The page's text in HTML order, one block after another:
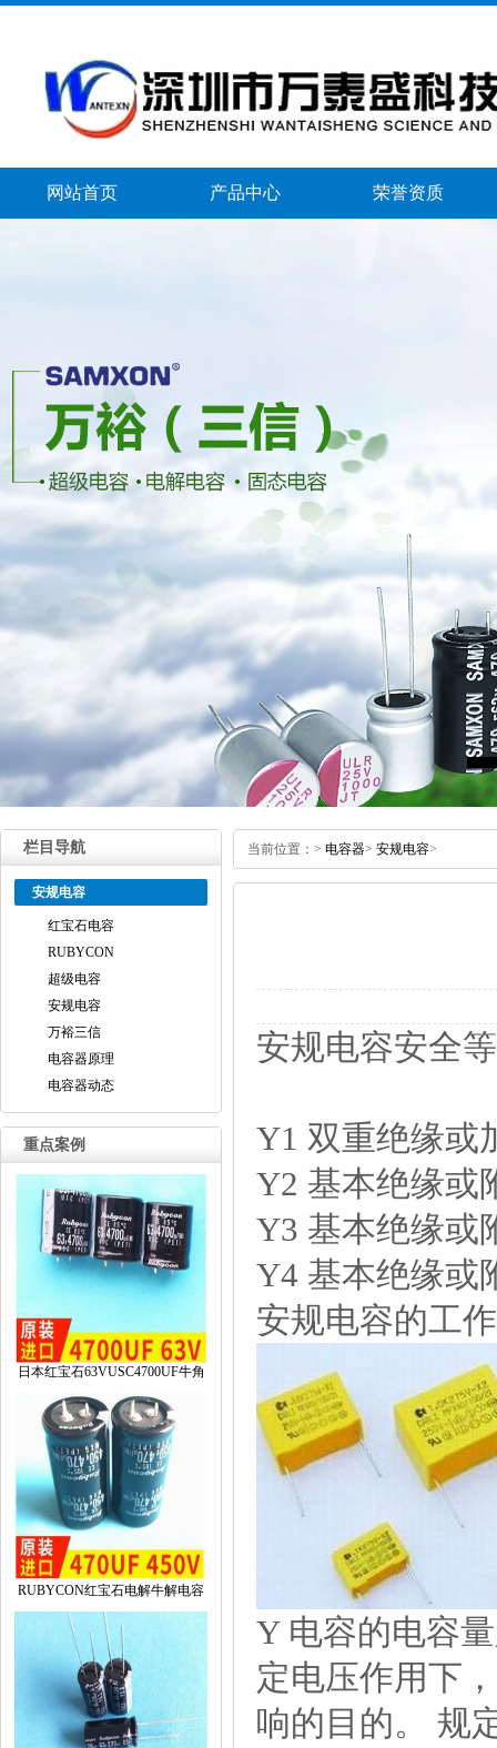
网站首页 产品中心 荣誉资质
栏目导航
安规电容
红宝石电容
RUBYCON
超级电容
安规电容
万裕三信
电容器原理
电容器动态
重点案例
日本红宝石63VUSC4700UF牛角
RUBYCON红宝石电解牛解电容
当前位置： > 电容器> 安规电容>
安规电容安全
Y1双重绝缘或
Y2基本绝缘或
Y3基本绝缘或
Y4基本绝缘或
安规电容的工
Y电容的电容
定电压作用下
响的目的。规